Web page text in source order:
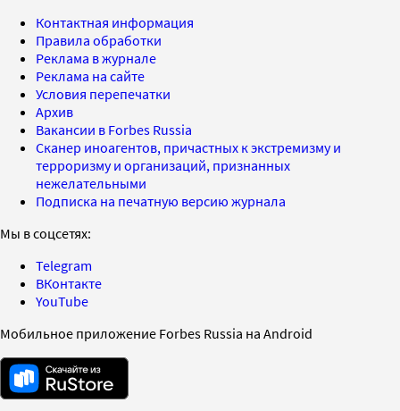
Контактная информация
Правила обработки
Реклама в журнале
Реклама на сайте
Условия перепечатки
Архив
Вакансии в Forbes Russia
Сканер иноагентов, причастных к экстремизму и
терроризму и организаций, признанных
нежелательными
Подписка на печатную версию журнала
Мы в соцсетях:
Telegram
ВКонтакте
YouTube
Мобильное приложение Forbes Russia на Android